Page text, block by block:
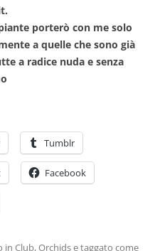
porterò con me solo
a quelle che sono già
a radice nuda e senza
Tumblr
Facebook
in Club,Orchidse taggato come